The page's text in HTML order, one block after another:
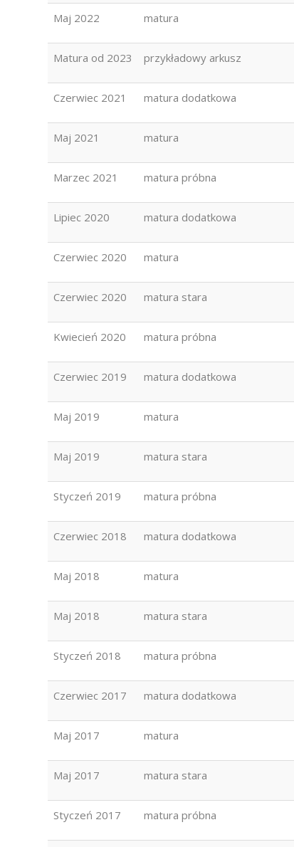
Maj 2022 matura
Matura od 2023 przykładowy arkusz
Czerwiec 2021 matura dodatkowa
Maj 2021 matura
Marzec 2021 matura próbna
Lipiec 2020 matura dodatkowa
Czerwiec 2020 matura
Czerwiec 2020 matura stara
Kwiecień 2020 matura próbna
Czerwiec 2019 matura dodatkowa
Maj 2019 matura
Maj 2019 matura stara
Styczeń 2019 matura próbna
Czerwiec 2018 matura dodatkowa
Maj 2018 matura
Maj 2018 matura stara
Styczeń 2018 matura próbna
Czerwiec 2017 matura dodatkowa
Maj 2017 matura
Maj 2017 matura stara
Styczeń 2017 matura próbna